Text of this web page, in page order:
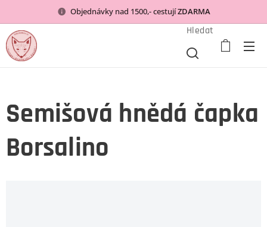
Objednávky nad 1500,- cestujíZDARMA
Hledat
Semišová hnědá čapka
Borsalino